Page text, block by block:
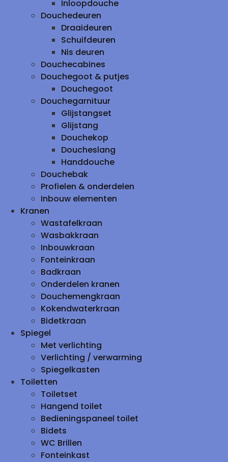
Inloopdouche
Douchedeuren
Draaideuren
Schuifdeuren
Nis deuren
Douchecabines
Douchegoot & putjes
Douchegoot
Douchegarnituur
Glijstangset
Glijstang
Douchekop
Doucheslang
Handdouche
Douchebak
Profielen & onderdelen
Inbouw elementen
Kranen
Wastafelkraan
Wasbakkraan
Inbouwkraan
Fonteinkraan
Badkraan
Onderdelen kranen
Douchemengkraan
Kokendwaterkraan
Bidetkraan
Spiegel
Met verlichting
Verlichting / verwarming
Spiegelkasten
Toiletten
Toiletset
Hangend toilet
Bedieningspaneel toilet
Bidets
WC Brillen
Fonteinkast